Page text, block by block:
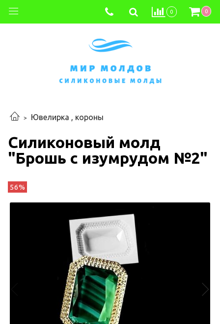
0 0
Ювелирка , короны
Силиконовый молд
"Брошь с изумрудом №2"
56%